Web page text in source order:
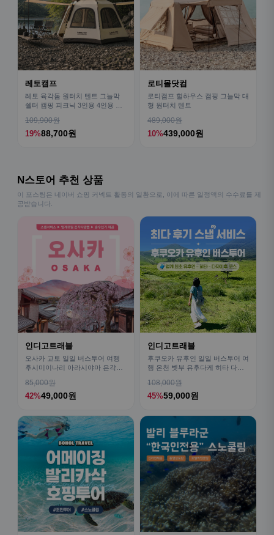
레토캠프
레토 육각돔 원터치 텐트 그늘막
쉘터 캠핑 피크닉 3인용 4인용 패
109,900원
19%88,700원
로티몰닷컴
로티캠프 힐하우스 캠핑 그늘막 대
형 원터치 텐트
489,000원
10%439,000원
N스토어 추천 상품
이 포스팅은 네이버 쇼핑 커넥트 활동의 일환으로, 이에 따른 일정액의 수수료를 제
공받습니다.
인디고트래블
오사카 교토 일일 버스투어 여행
후시미이나리 아라시야마 은각사
85,000원
42%49,000원
인디고트래블
후쿠오카 유후인 일일 버스투어 여
행 온천 벳부 유후다케 히타 다자
108,000원
45%59,000원